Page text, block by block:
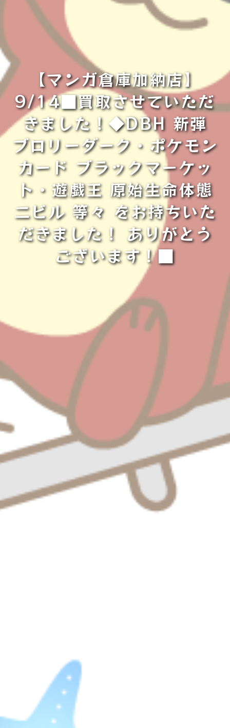
【マンガ倉庫加納店】
9/14■買取させていただ
きました！◆DBH 新弾
ブロリーダーク・ポケモン
カード ブラックマーケッ
ト・遊戯王 原始生命体態
二ビル 等々 をお持ちいた
だきました！ ありがとう
ございます！■